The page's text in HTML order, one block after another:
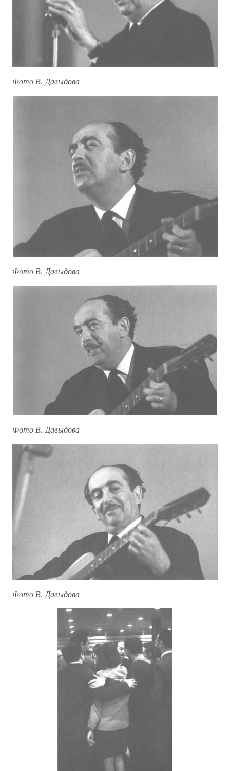
Фото В. Давыдова
Фото В. Давыдова
Фото В. Давыдова
Фото В. Давыдова